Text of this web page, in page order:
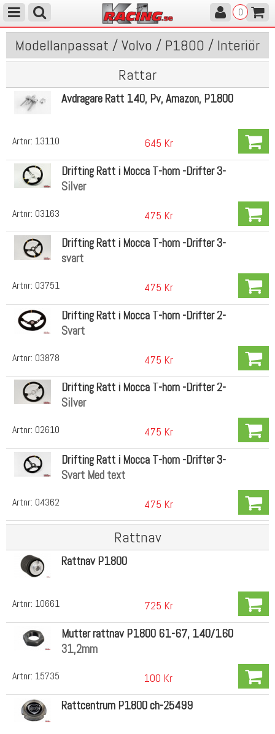
0
Modellanpassat / Volvo / P1800 / Interiör
Rattar
Artnr: 13110
Avdragare Ratt 140, Pv, Amazon, P1800
645 Kr
Artnr: 03163
Drifting Ratt i Mocca T-horn -Drifter 3-
Silver
475 Kr
Artnr: 03751
Drifting Ratt i Mocca T-horn -Drifter 3-
svart
475 Kr
Artnr: 03878
Drifting Ratt i Mocca T-horn -Drifter 2-
Svart
475 Kr
Artnr: 02610
Drifting Ratt i Mocca T-horn -Drifter 2-
Silver
475 Kr
Artnr: 04362
Drifting Ratt i Mocca T-horn -Drifter 3-
Svart Med text
475 Kr
Rattnav
Artnr: 10661
Rattnav P1800
725 Kr
Artnr: 15735
Mutter rattnav P1800 61-67, 140/160
31,2mm
100 Kr
Rattcentrum P1800 ch-25499